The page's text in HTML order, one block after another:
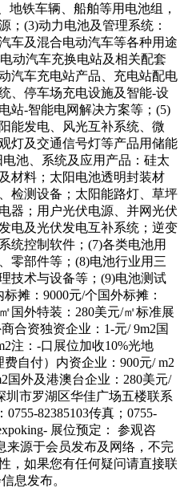
地铁车辆、船舶等用电池组，
；(3)动力电池及管理系统：
车及混合电动汽车等各种用途
动汽车充换电站及相关配套
汽车充电站产品、充电站配电
、停车场充电设施及智能-设
站-智能电网解决方案等；(5)
能发电、风光互补系统、微
灯及交通信号灯等产品用储能
池、系统及应用产品：硅太
材料；太阳电池透明封装材
检测设备；太阳能路灯、草坪
器；用户光伏电源、并网光伏
电及光伏发电互补系统；逆变
统控制软件；(7)各类电池用
零部件等；(8)电池行业用三
技术与设备等；(9)电池测试
摊：9000元/个国外标摊：
国外特装：280美元/㎡标准展
合资独资企业：1-元/ 9m2国
注：-口展位加收10%光地
费自付）内资企业：900元/ m2
国外及港澳台企业：280美元/
圳市罗湖区华佳广场五楼联系
0755-82385103传真；0755-
展位预定： 参观咨
来源于会员发布及网络，不完
，如果您有任何疑问请直接联
息发布。